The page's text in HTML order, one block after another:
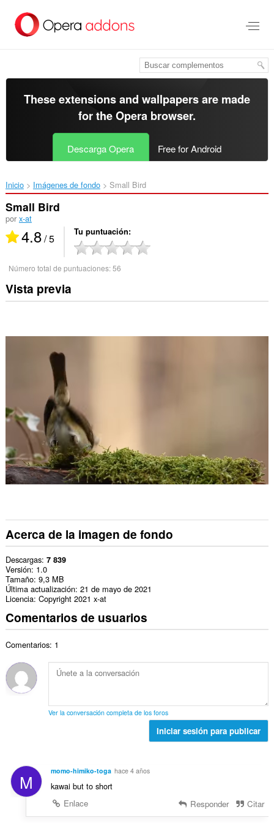
contenido
These extensions and wallpapers are made
for theOpera browser.
Descarga Opera Free for Android
Inicio Imágenes de fondo Small Bird‎
Small Bird
por x-at
4.8/ 5 Tu puntuación
Número total de puntuaciones:56
Vista previa
Acerca de la imagen de fondo
Descargas 7 839
Versión 1.0
Tamaño 9,3 MB
Última actualización 21 de mayo de 2021
Licencia Copyright 2021 x-at
Comentarios de usuarios
Comentarios: 1
Ver la conversación completa de los foros
Iniciar sesión para publicar
M momo-himiko-toga hace 4 años
kawai but to short
Enlace
Responder Citar